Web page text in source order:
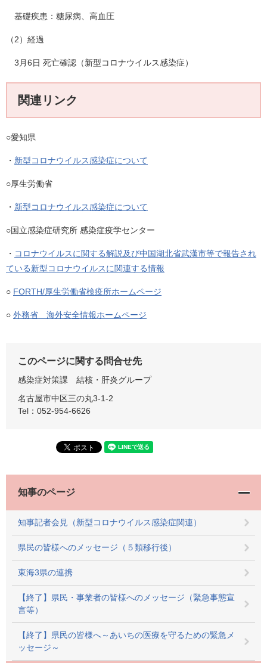
基礎疾患：糖尿病、高血圧
（2）経過
3月6日 死亡確認（新型コロナウイルス感染症）
関連リンク
○愛知県
・ 新型コロナウイルス感染症について
○厚生労働省
・ 新型コロナウイルス感染症について
○国立感染症研究所 感染症疫学センター
・ コロナウイルスに関する解説及び中国湖北省武漢市等で報告され
ている新型コロナウイルスに関連する情報
○ FORTH/厚生労働省検疫所ホームページ
○ 外務省 海外安全情報ホームページ
このページに関する問合せ先
感染症対策課
結核・肝炎グループ
名古屋市中区三の丸3-1-2
Tel：052-954-6626
知事のページ
知事記者会見（新型コロナウイルス感染症関連）
県民の皆様へのメッセージ（５類移行後）
東海3県の連携
【終了】県民・事業者の皆様へのメッセージ（緊急事態宣
言等）
【終了】県民の皆様へ～あいちの医療を守るための緊急メ
ッセージ～